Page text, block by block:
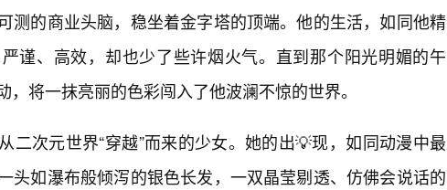
测的商业头脑，稳坐着金字塔的顶端。他的生活，如同他精
谨、高效，却也少了些许烟火气。直到那个阳光明媚的午
，将一抹亮丽的色彩闯入了他波澜不惊的世界。
二次元世界“穿越”而来的少女。她的出💡现，如同动漫中最
头如瀑布般倾泻的银色长发，一双晶莹剔透、仿佛会说话的